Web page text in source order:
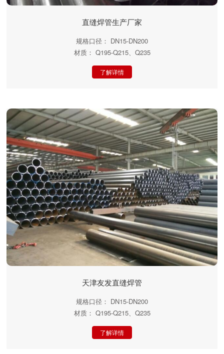
直缝焊管生产厂家
规格口径： DN15-DN200
材质： Q195-Q215、Q235
了解详情
天津友发直缝焊管
规格口径： DN15-DN200
材质： Q195-Q215、Q235
了解详情